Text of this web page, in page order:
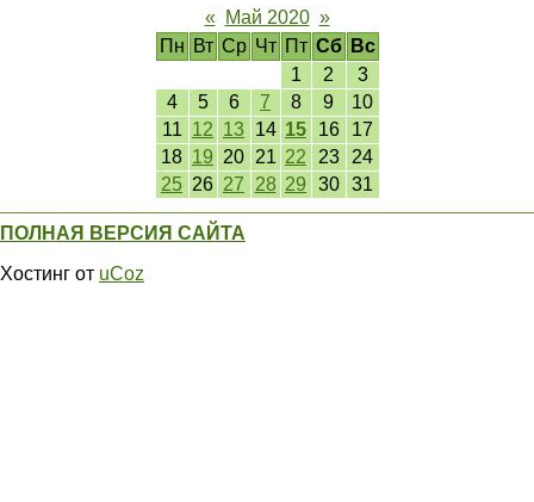
«
Май 2020 »
Пн Вт Ср Чт Пт Сб
Вс
1
2
3
4
5 6 7 8 9
10
11 12 13 14 15 16
17
18 19 20 21 22 23
24
25 26 27 28 29 30 31
ПОЛНАЯ ВЕРСИЯ САЙТА
Хостинг от uCoz